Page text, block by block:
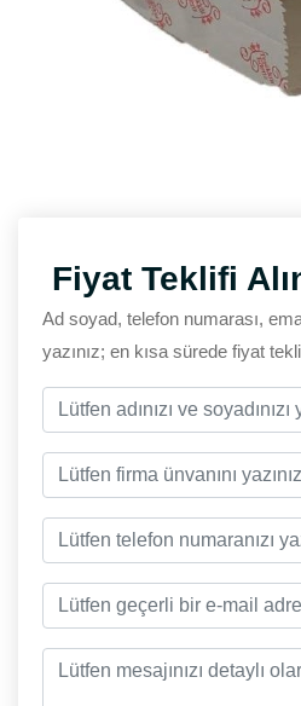
Fiyat Teklifi
Ad soyad, telefon numarası,
yazınız; en kısa sürede fiyat